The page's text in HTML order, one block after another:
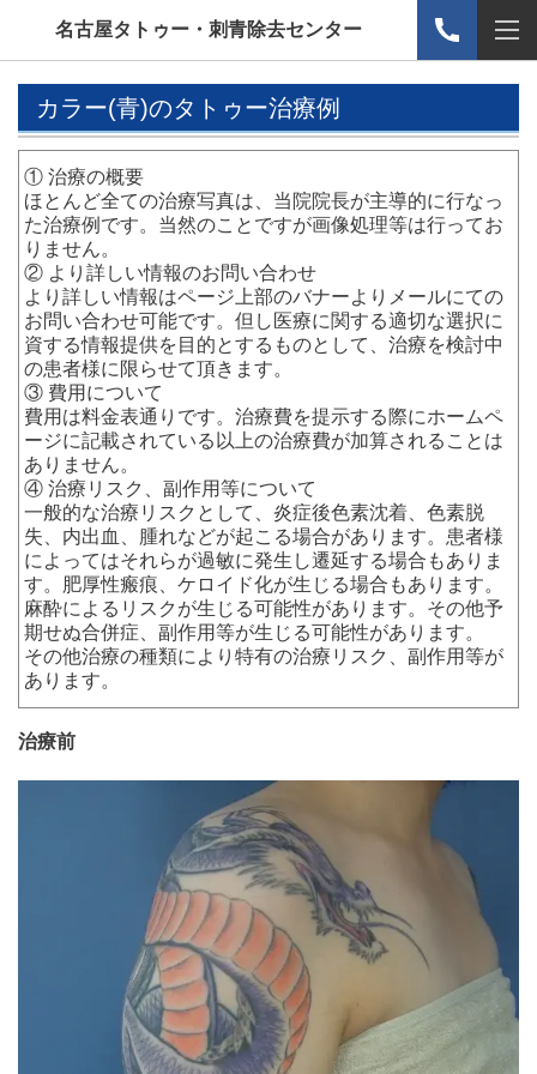
名古屋タトゥー・刺青除去センター
カラー(青)のタトゥー治療例
① 治療の概要
ほとんど全ての治療写真は、当院院長が主導的に行なっ
た治療例です。当然のことですが画像処理等は行ってお
りません。
② より詳しい情報のお問い合わせ
より詳しい情報はページ上部のバナーよりメールにての
お問い合わせ可能です。但し医療に関する適切な選択に
資する情報提供を目的とするものとして、治療を検討中
の患者様に限らせて頂きます。
③ 費用について
費用は料金表通りです。治療費を提示する際にホームペ
ージに記載されている以上の治療費が加算されることは
ありません。
④ 治療リスク、副作用等について
一般的な治療リスクとして、炎症後色素沈着、色素脱
失、内出血、腫れなどが起こる場合があります。患者様
によってはそれらが過敏に発生し遷延する場合もありま
す。肥厚性瘢痕、ケロイド化が生じる場合もあります。
麻酔によるリスクが生じる可能性があります。その他予
期せぬ合併症、副作用等が生じる可能性があります。
その他治療の種類により特有の治療リスク、副作用等が
あります。
治療前